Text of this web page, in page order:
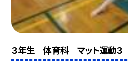
３年生 体育科 マット運動３